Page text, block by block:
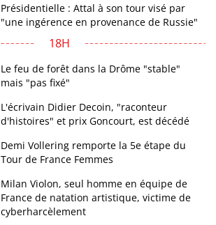
Présidentielle : Attal à son tour visé par
"une ingérence en provenance de Russie"
18H
Le feu de forêt dans la Drôme "stable"
mais "pas fixé"
L'écrivain Didier Decoin, "raconteur
d'histoires" et prix Goncourt, est décédé
Demi Vollering remporte la 5e étape du
Tour de France Femmes
Milan Violon, seul homme en équipe de
France de natation artistique, victime de
cyberharcèlement